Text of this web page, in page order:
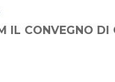
IL CONVEGNO DI